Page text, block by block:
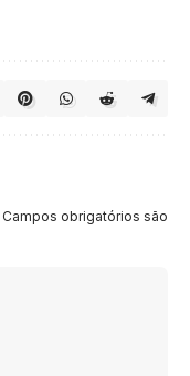
Campos obrigatórios são